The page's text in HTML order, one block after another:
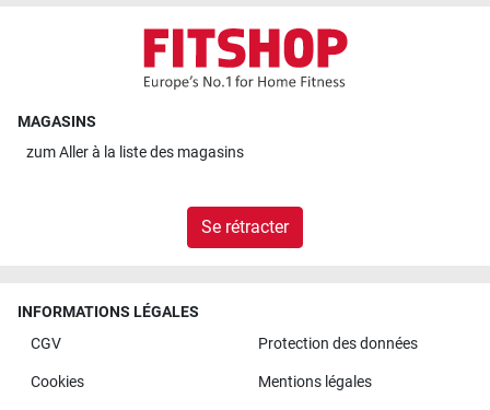
MAGASINS
zumAller à la liste des magasins
Se rétracter
INFORMATIONS LÉGALES
CGV
Protection des données
Cookies Mentions légales